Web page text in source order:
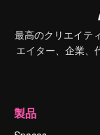
最高のクリエイテ
エイター、企業、
製品